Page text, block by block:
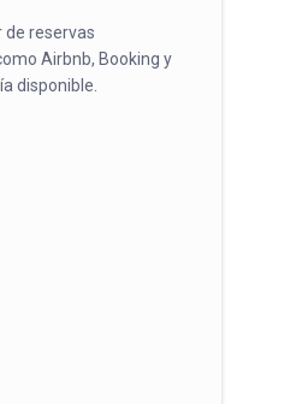
reservas
Airbnb, Booking y
disponible.